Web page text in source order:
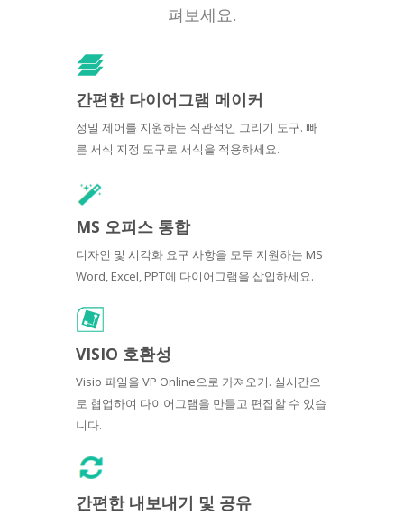
펴보세요.
간편한 다이어그램 메이커
정밀 제어를 지원하는 직관적인 그리기 도구. 빠
른 서식 지정 도구로 서식을 적용하세요.
MS 오피스 통합
디자인 및 시각화 요구 사항을 모두 지원하는 MS
Word, Excel, PPT에 다이어그램을 삽입하세요.
VISIO 호환성
Visio 파일을 VP Online으로 가져오기. 실시간으
로 협업하여 다이어그램을 만들고 편집할 수 있습
니다.
간편한 내보내기 및 공유